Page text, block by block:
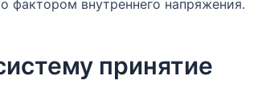
фактором внутреннего напряжения.
принятие